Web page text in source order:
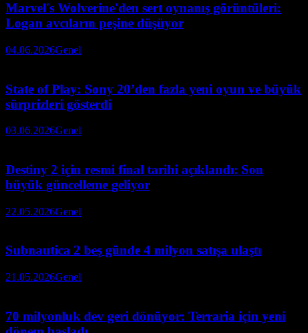
Marvel's Wolverine'den sert oynanış görüntüleri:
Logan avcıların peşine düşüyor
04.06.2026Genel
State of Play: Sony 20’den fazla yeni oyun ve büyük
sürprizleri gösterdi
03.06.2026Genel
Destiny 2 için resmi final tarihi açıklandı: Son
büyük güncelleme geliyor
22.05.2026Genel
Subnautica 2 beş günde 4 milyon satışa ulaştı
21.05.2026Genel
70 milyonluk dev geri dönüyor: Terraria için yeni